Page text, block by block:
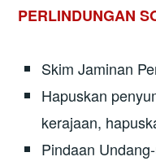
PERLINDUNGAN
Skim Jaminan
Hapuskan
kerajaan,
Pindaan